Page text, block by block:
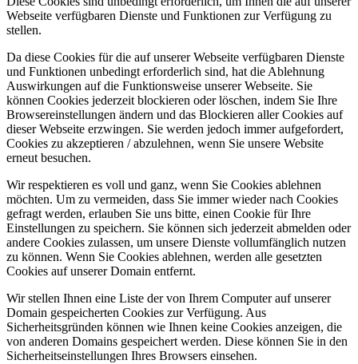
Webseite verfügbaren Dienste und Funktionen zur Verfügung zu
stellen.
Da diese Cookies für die auf unserer Webseite verfügbaren Dienste
und Funktionen unbedingt erforderlich sind, hat die Ablehnung
Auswirkungen auf die Funktionsweise unserer Webseite. Sie
können Cookies jederzeit blockieren oder löschen, indem Sie Ihre
Browsereinstellungen ändern und das Blockieren aller Cookies auf
dieser Webseite erzwingen. Sie werden jedoch immer aufgefordert,
Cookies zu akzeptieren / abzulehnen, wenn Sie unsere Website
erneut besuchen.
Wir respektieren es voll und ganz, wenn Sie Cookies ablehnen
möchten. Um zu vermeiden, dass Sie immer wieder nach Cookies
gefragt werden, erlauben Sie uns bitte, einen Cookie für Ihre
Einstellungen zu speichern. Sie können sich jederzeit abmelden oder
andere Cookies zulassen, um unsere Dienste vollumfänglich nutzen
zu können. Wenn Sie Cookies ablehnen, werden alle gesetzten
Cookies auf unserer Domain entfernt.
Wir stellen Ihnen eine Liste der von Ihrem Computer auf unserer
Domain gespeicherten Cookies zur Verfügung. Aus
Sicherheitsgründen können wie Ihnen keine Cookies anzeigen, die
von anderen Domains gespeichert werden. Diese können Sie in den
Sicherheitseinstellungen Ihres Browsers einsehen.